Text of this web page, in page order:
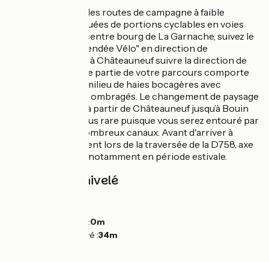
Vous empruntez des routes de campagne à faible
circulation, ponctuées de portions cyclables en voies
vertes. Depuis le centre bourg de La Garnache, suivez le
fléchage au sol "Vendée Vélo" en direction de
Châteauneuf, puis à Châteauneuf suivre la direction de
Bouin. La première partie de votre parcours comporte
un faible relief au milieu de haies bocagères avec
quelques endroits ombragés. Le changement de paysage
sera plus marqué à partir de Châteauneuf jusqu’à Bouin
où l'ombre sera plus rare puisque vous serez entouré par
le marais et ses nombreux canaux. Avant d'arriver à
Bouin, soyez prudent lors de la traversée de la D758, axe
routier fréquenté notamment en période estivale.
Pentes et dénivelé
Point le plus bas :0m
Point le plus élevé :34m